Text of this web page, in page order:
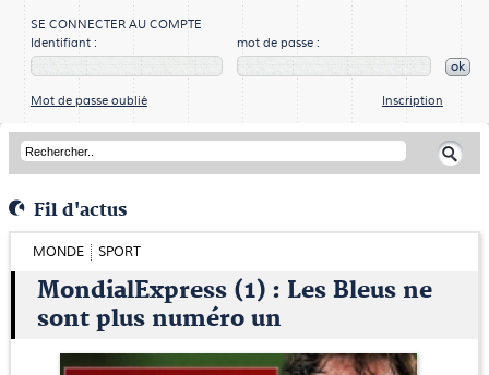
SE CONNECTER AU COMPTE
Identifiant :
mot de passe :
ok
Mot de passe oublié Inscription
Fil d'actus
MONDE SPORT
MondialExpress (1) : Les Bleus ne
sont plus numéro un